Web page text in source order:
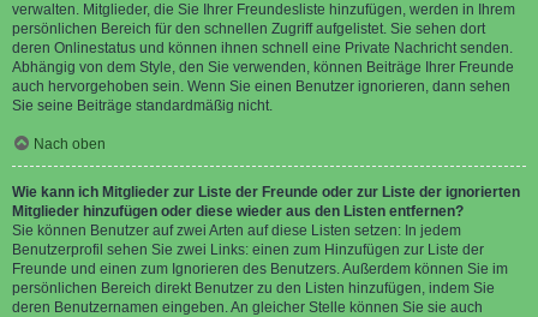
verwalten. Mitglieder, die Sie Ihrer Freundesliste hinzufügen, werden in Ihrem
persönlichen Bereich für den schnellen Zugriff aufgelistet. Sie sehen dort
deren Onlinestatus und können ihnen schnell eine Private Nachricht senden.
Abhängig von dem Style, den Sie verwenden, können Beiträge Ihrer Freunde
auch hervorgehoben sein. Wenn Sie einen Benutzer ignorieren, dann sehen
Sie seine Beiträge standardmäßig nicht.
Nach oben
Wie kann ich Mitglieder zur Liste der Freunde oder zur Liste der ignorierten
Mitglieder hinzufügen oder diese wieder aus den Listen entfernen?
Sie können Benutzer auf zwei Arten auf diese Listen setzen: In jedem
Benutzerprofil sehen Sie zwei Links: einen zum Hinzufügen zur Liste der
Freunde und einen zum Ignorieren des Benutzers. Außerdem können Sie im
persönlichen Bereich direkt Benutzer zu den Listen hinzufügen, indem Sie
deren Benutzernamen eingeben. An gleicher Stelle können Sie sie auch